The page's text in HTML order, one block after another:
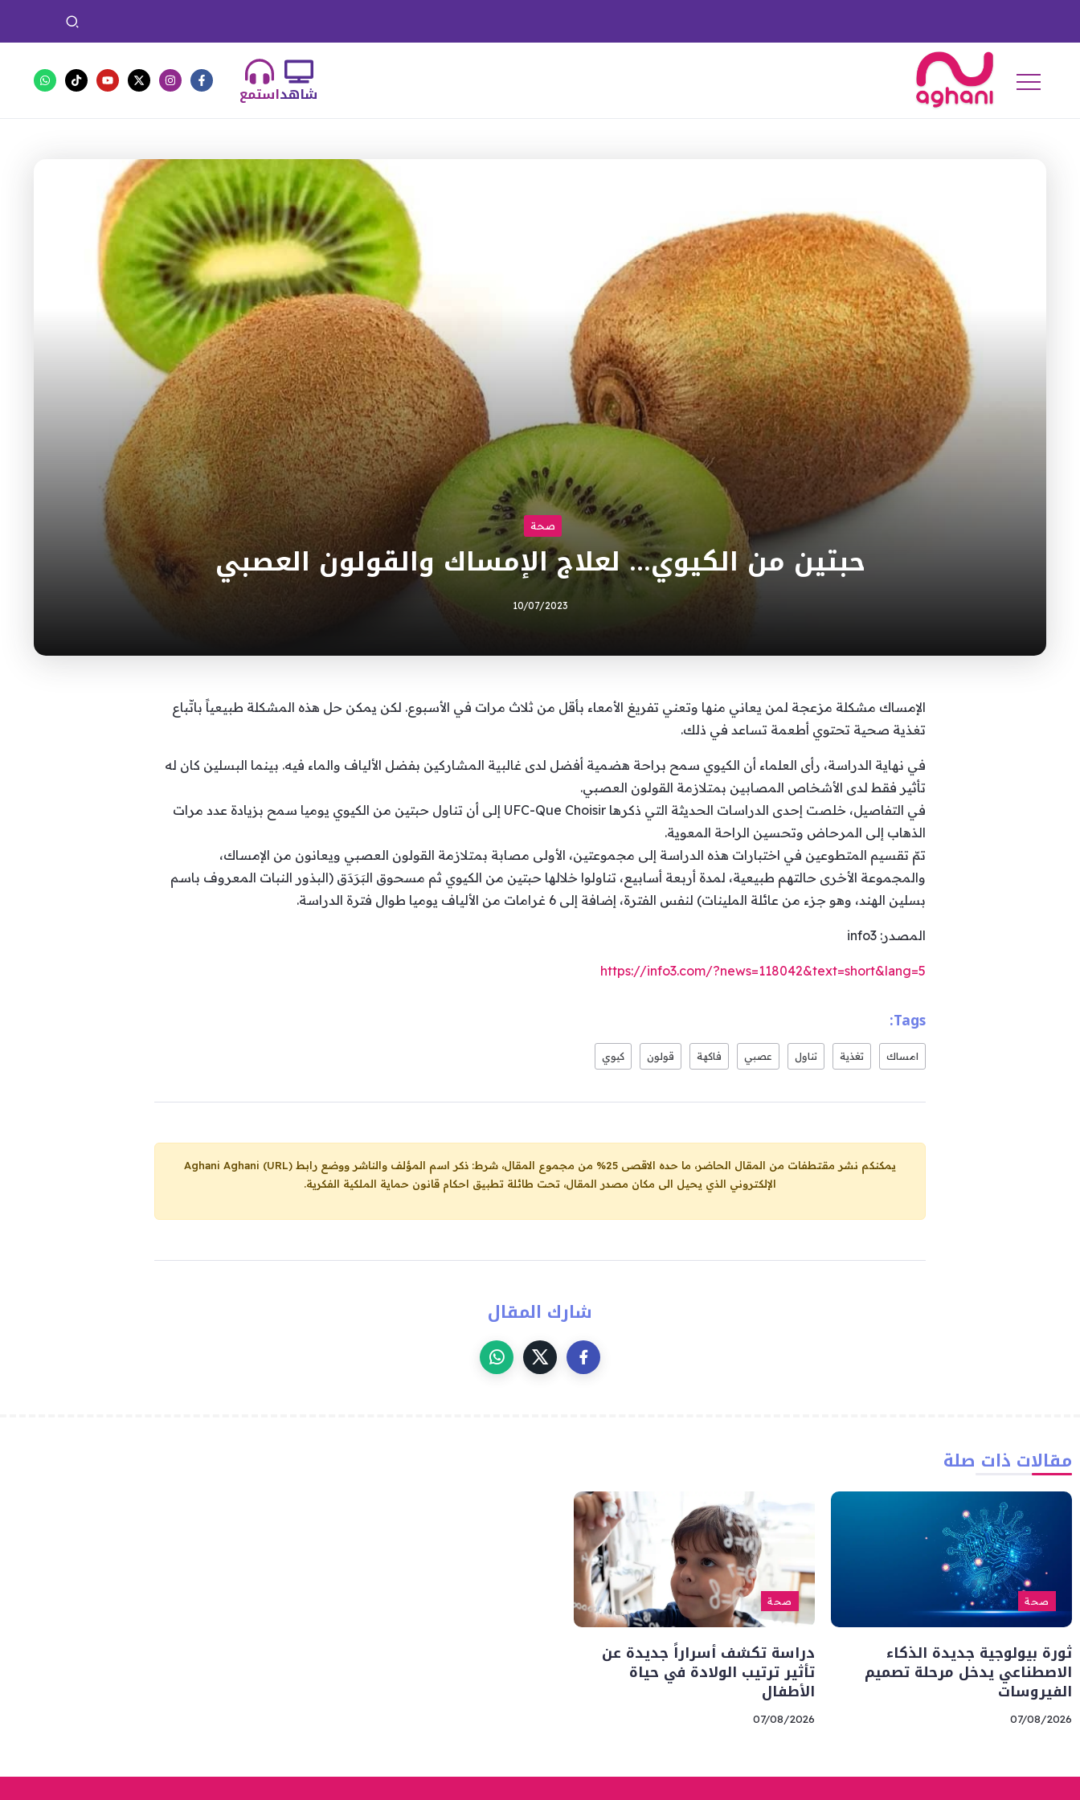
استمعشاهد
صحة
حبتين من الكيوي… لعلاج الإمساك والقولون العصبي
10/07/2023
الإمساك مشكلة مزعجة لمن يعاني منها وتعني تفريغ الأمعاء بأقل من ثلاث مرات في الأسبوع. لكن يمكن حل هذه المشكلة طبيعياً باتّباع
تغذية صحية تحتوي أطعمة تساعد في ذلك.
في نهاية الدراسة، رأى العلماء أن الكيوي سمح براحة هضمية أفضل لدى غالبية المشاركين بفضل الألياف والماء فيه. بينما البسلين كان له
تأثير فقط لدى الأشخاص المصابين بمتلازمة القولون العصبي.
في التفاصيل، خلصت إحدى الدراسات الحديثة التي ذكرها UFC-Que Choisir إلى أن تناول حبتين من الكيوي يوميا سمح بزيادة عدد مرات
الذهاب إلى المرحاض وتحسين الراحة المعوية.
تمّ تقسيم المتطوعين في اختبارات هذه الدراسة إلى مجموعتين، الأولى مصابة بمتلازمة القولون العصبي ويعانون من الإمساك،
والمجموعة الأخرى حالتهم طبيعية، لمدة أربعة أسابيع، تناولوا خلالها حبتين من الكيوي ثم مسحوق البَرَدَق (البذور النبات المعروف باسم
بسلين الهند، وهو جزء من عائلة الملينات) لنفس الفترة، إضافة إلى 6 غرامات من الألياف يوميا طوال فترة الدراسة.
المصدر: info3
https://info3.com/?news=118042&text=short&lang=5
Tags:
امساك تغذية تناول عصبي فاكهة قولون كيوي
يمكنكم نشر مقتطفات من المقال الحاضر، ما حده الاقصى 25% من مجموع المقال، شرط: ذكر اسم المؤلف والناشر ووضع رابط
Aghani Aghani (URL)
الإلكتروني الذي يحيل الى مكان مصدر المقال، تحت طائلة تطبيق احكام قانون حماية الملكية الفكرية.
شارك المقال
مقالات ذات صلة
صحة
ثورة بيولوجية جديدة الذكاء
الاصطناعي يدخل مرحلة تصميم
الفيروسات
07/08/2026
صحة
دراسة تكشف أسراراً جديدة عن
تأثير ترتيب الولادة في حياة
الأطفال
07/08/2026